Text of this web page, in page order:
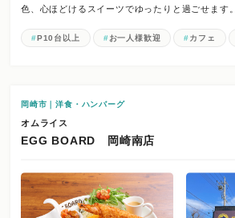
色、心ほどけるスイーツでゆったりと過ごせます。
P10台以上 お一人様歓迎 カフェ
岡崎市｜洋食・ハンバーグ
オムライス
EGG BOARD 岡崎南店